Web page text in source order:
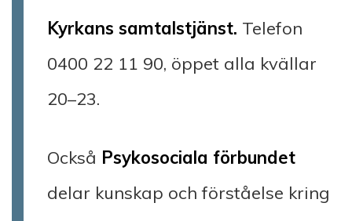
Kyrkans samtalstjänst. Telefon
0400 22 11 90, öppet alla kvällar
20–23.
Också Psykosociala förbundet
delar kunskap och förståelse kring